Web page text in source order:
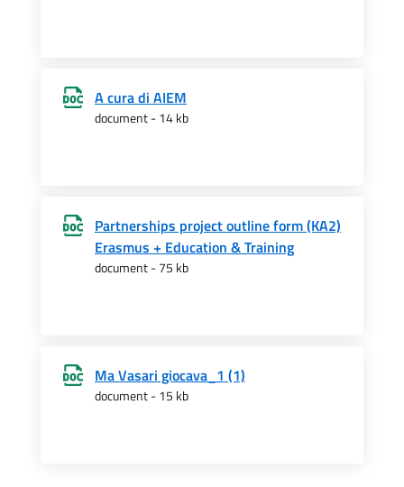
A cura di AIEM
document - 14 kb
Partnerships project outline form (KA2)
Erasmus + Education & Training
document - 75 kb
Ma Vasari giocava_1 (1)
document - 15 kb